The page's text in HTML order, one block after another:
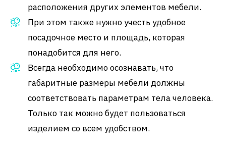
расположения других элементов мебели.
При этом также нужно учесть удобное
посадочное место и площадь, которая
понадобится для него.
Всегда необходимо осознавать, что
габаритные размеры мебели должны
соответствовать параметрам тела человека.
Только так можно будет пользоваться
изделием со всем удобством.